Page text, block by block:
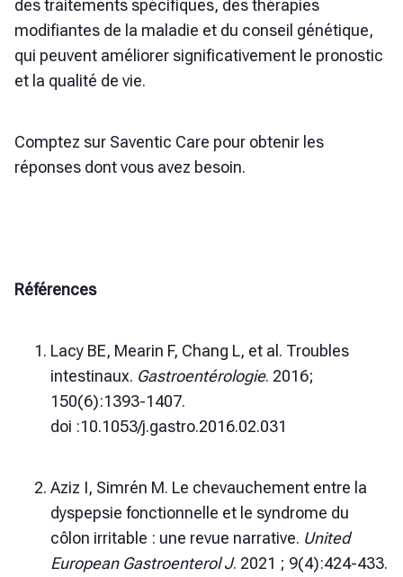
des traitements spécifiques, des thérapies
modifiantes de la maladie et du conseil génétique,
qui peuvent améliorer significativement le pronostic
et la qualité de vie.
Comptez sur Saventic Care pour obtenir les
réponses dont vous avez besoin.
Références
Lacy BE, Mearin F, Chang L, et al. Troubles
intestinaux. Gastroentérologie. 2016;
150(6):1393-1407.
doi :10.1053/j.gastro.2016.02.031
Aziz I, Simrén M. Le chevauchement entre la
dyspepsie fonctionnelle et le syndrome du
côlon irritable : une revue narrative. United
European Gastroenterol J. 2021 ; 9(4):424-433.